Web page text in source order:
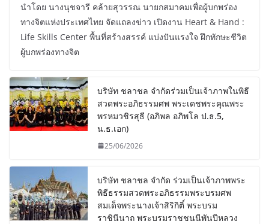
นำโดย นางนุชจารี คล้ายสุวรรณ นายกสมาคมเพื่อผู้บกพร่อง
ทางจิตแห่งประเทศไทย จัดแถลงข่าว เปิดงาน Heart & Hand :
Life Skills Center พื้นที่สร้างสรรค์ แบ่งปันแรงใจ ฝึกทักษะชีวิต
ผู้บกพร่องทางจิต
บริษัท ชลาชล จำกัดร่วมเป็นเจ้าภาพในพิธี
สวดพระอภิธรรมศพ พระเดชพระคุณพระ
พรหมวชิรสุธี (อภิพล อภิพโล ป.ธ.5,
น.ธ.เอก)
25/06/2026
บริษัท ชลาชล จำกัด ร่วมเป็นเจ้าภาพพระ
พิธีธรรมสวดพระอภิธรรมพระบรมศพ
สมเด็จพระนางเจ้าสิริกิติ์ พระบรม
ราชินีนาถ พระบรมราชชนนีพันปีหลวง